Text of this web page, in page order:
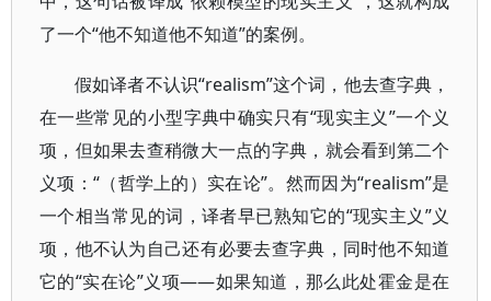
了一个“他不知道他不知道”的案例。
假如译者不认识“realism”这个词，他去查字典，
在一些常见的小型字典中确实只有“现实主义”一个义
项，但如果去查稍微大一点的字典，就会看到第二个
义项：“（哲学上的）实在论”。然而因为“realism”是
一个相当常见的词，译者早已熟知它的“现实主义”义
项，他不认为自己还有必要去查字典，同时他不知道
它的“实在论”义项——如果知道，那么此处霍金是在